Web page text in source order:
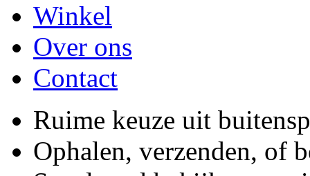
Winkel
Over ons
Contact
Ruime keuze uit
Ophalen, verzenden, of